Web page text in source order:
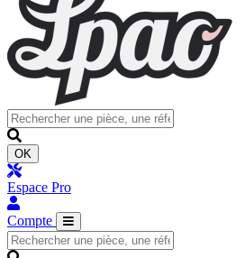
OK
Espace Pro
Compte